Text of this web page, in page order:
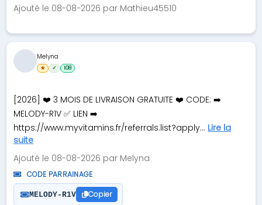
Ajouté le 08-08-2026 par Mathieu45510
[2026] ❤️ 3 MOIS DE LIVRAISON GRATUITE ❤️ CODE: ➡️
MELODY-R1V ✅ LIEN ➡️
https://www.myvitamins.fr/referrals.list?apply... Lire la
suite
Ajouté le 08-08-2026 par Melyna
CODE PARRAINAGE
MELODY-R1V Copier
Melyna
★ ✓ 108